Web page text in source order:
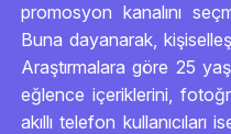
promosyon kanalını
Buna dayanarak,
Araştırmalara göre 25
eğlence içeriklerini,
akıllı telefon kullanıcıları